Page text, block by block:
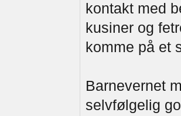
kontakt med
kusiner og
komme på et
Barnevernet
selvfølgelig